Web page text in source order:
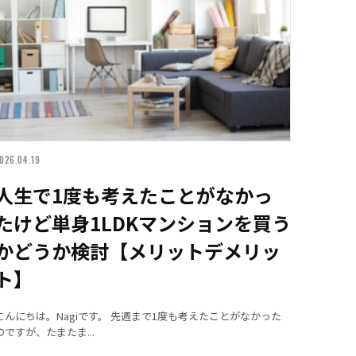
生で1度も考えたことがなかっ
けど単身1LDKマンションを買う
どうか検討【メリットデメリッ
】
んにちは。Nagiです。 先週まで1度も考えたことがなかった
ですが、たまたま...